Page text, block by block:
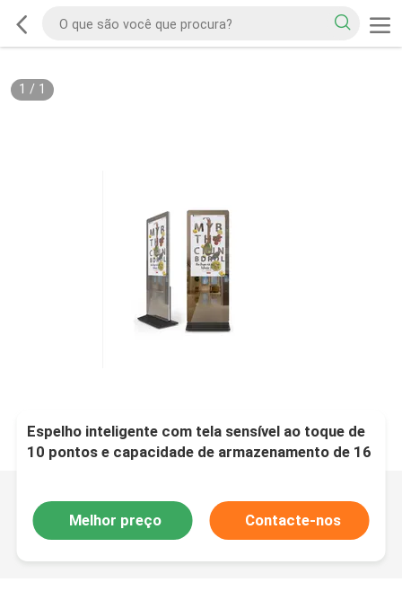
1 / 1
Espelho inteligente com tela sensível ao toque de
10 pontos e capacidade de armazenamento de 16
Melhor preço Contacte-nos